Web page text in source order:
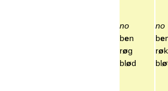
no
ben
røg
blød
no
be
røk
blø